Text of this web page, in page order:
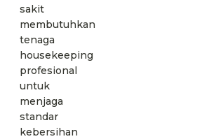
sakit
membutuhkan
tenaga
housekeeping
profesional
untuk
menjaga
standar
kebersihan